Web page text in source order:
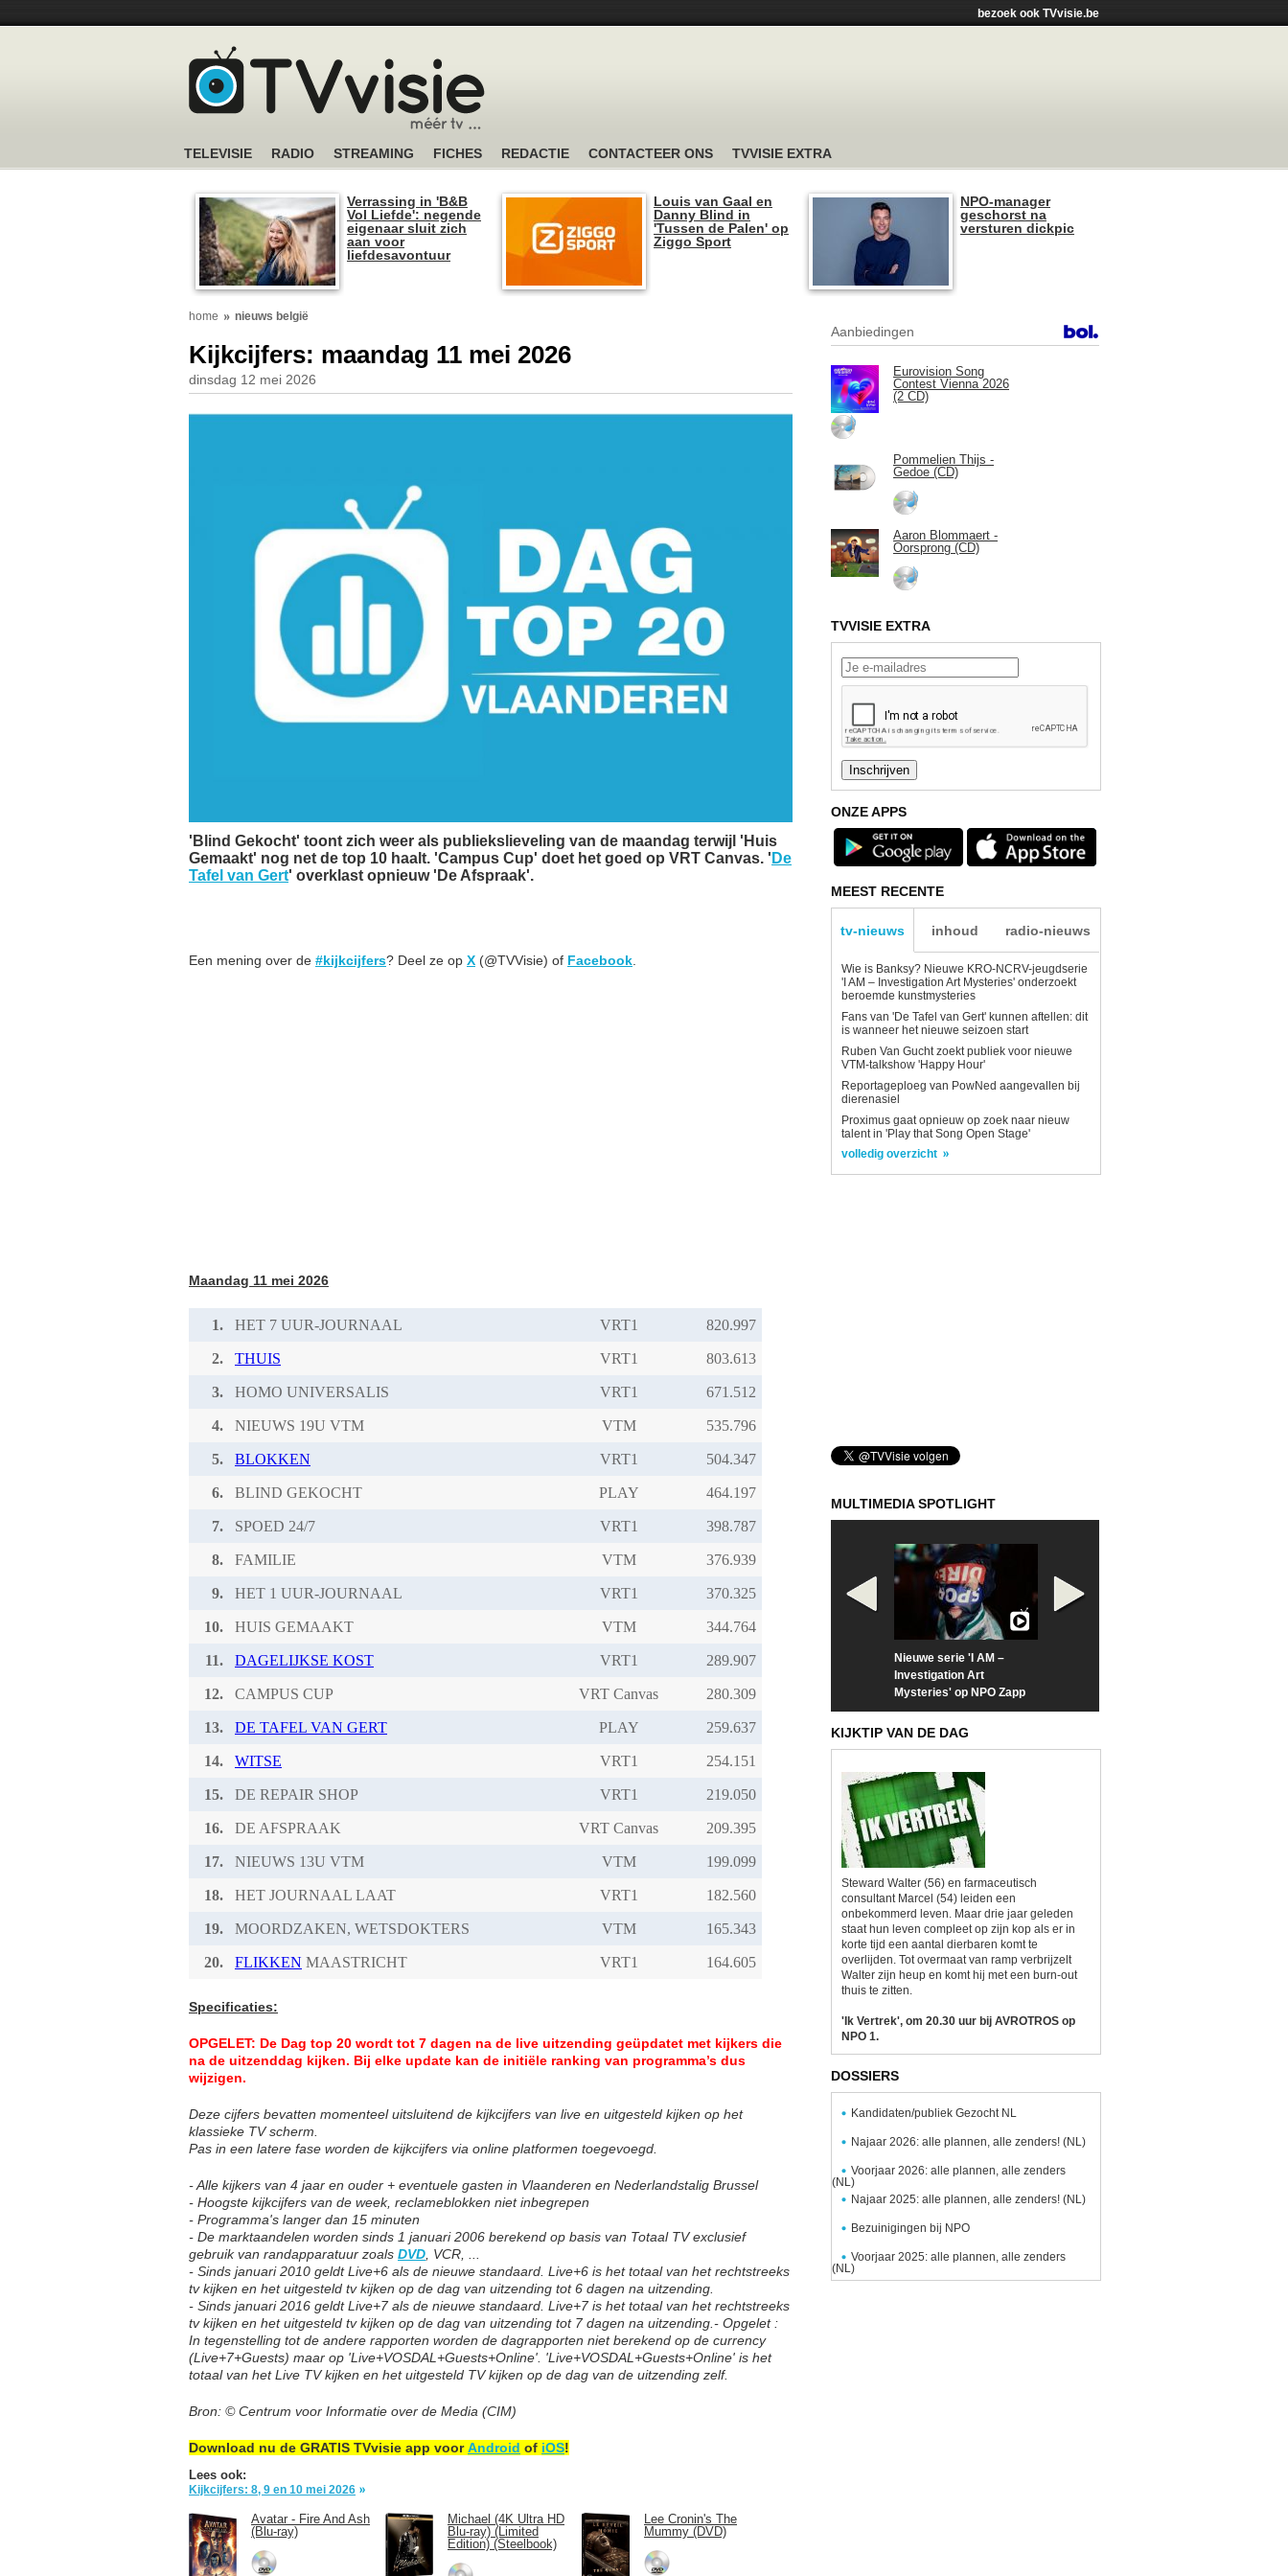
bezoek ook TVvisie.be
TELEVISIE RADIO STREAMING FICHES REDACTIE CONTACTEER ONS TVVISIE EXTRA
Verrassing in 'B&B
Vol Liefde': negende
eigenaar sluit zich
aan voor
liefdesavontuur
Louis van Gaal en
Danny Blind in
'Tussen de Palen' op
Ziggo Sport
NPO-manager
geschorst na
versturen dickpic
home nieuws belgië
Kijkcijfers: maandag 11 mei 2026
dinsdag 12 mei 2026
'Blind Gekocht' toont zich weer als publiekslieveling van de maandag terwijl 'Huis
Gemaakt' nog net de top 10 haalt. 'Campus Cup' doet het goed op VRT Canvas. ' De
Tafel van Gert' overklast opnieuw 'De Afspraak'.
Een mening over de #kijkcijfers? Deel ze op X (@TVVisie) of Facebook
Maandag 11 mei 2026
1. HET 7 UUR-JOURNAAL VRT1
2. THUIS VRT1
3. HOMO UNIVERSALIS VRT1
4. NIEUWS 19U VTM VTM
5. BLOKKEN VRT1
6. BLIND GEKOCHT PLAY
7. SPOED 24/7 VRT1
8. FAMILIE VTM
9. HET 1 UUR-JOURNAAL VRT1
10. HUIS GEMAAKT VTM
11. DAGELIJKSE KOST VRT1
12. CAMPUS CUP VRT Canvas
13. DE TAFEL VAN GERT PLAY
14. WITSE VRT1
15. DE REPAIR SHOP VRT1
16. DE AFSPRAAK VRT Canvas
17. NIEUWS 13U VTM VTM
18. HET JOURNAAL LAAT VRT1
19. MOORDZAKEN, WETSDOKTERS VTM
20. FLIKKEN MAASTRICHT VRT1
Specificaties:
OPGELET: De Dag top 20 wordt tot 7 dagen na de live uitzending geüpdatet met kijkers die
na de uitzenddag kijken. Bij elke update kan de initiële ranking van programma’s dus
wijzigen.
Deze cijfers bevatten momenteel uitsluitend de kijkcijfers van live en uitgesteld kijken op het
klassieke TV scherm.
Pas in een latere fase worden de kijkcijfers via online platformen toegevoegd.
- Alle kijkers van 4 jaar en ouder + eventuele gasten in Vlaanderen en Nederlandstalig Brussel
- Hoogste kijkcijfers van de week, reclameblokken niet inbegrepen
- Programma's langer dan 15 minuten
- De marktaandelen worden sinds 1 januari 2006 berekend op basis van Totaal TV exclusief
gebruik van randapparatuur zoals DVD , VCR, ...
- Sinds januari 2010 geldt Live+6 als de nieuwe standaard. Live+6 is het totaal van het rechtstreeks
tv kijken en het uitgesteld tv kijken op de dag van uitzending tot 6 dagen na uitzending.
- Sinds januari 2016 geldt Live+7 als de nieuwe standaard. Live+7 is het totaal van het rechtstreeks
tv kijken en het uitgesteld tv kijken op de dag van uitzending tot 7 dagen na uitzending. - Opgelet :
In tegenstelling tot de andere rapporten worden de dagrapporten niet berekend op de currency
(Live+7+Guests) maar op 'Live+VOSDAL+Guests+Online'. 'Live+VOSDAL+Guests+Online' is het
totaal van het Live TV kijken en het uitgesteld TV kijken op de dag van de uitzending zelf.
Bron: © Centrum voor Informatie over de Media (CIM)
Download nu de GRATIS TVvisie app voorAndroid of iOS!
Lees ook:
Kijkcijfers: 8, 9 en 10 mei 2026
Avatar - Fire And Ash
(Blu-ray)
Michael (4K Ultra HD
Blu-ray) (Limited
Edition) (Steelbook)
Lee Cronin's The
Mummy (DVD)
Aanbiedingen
Eurovision Song
Contest Vienna 2026
(2 CD)
Pommelien Thijs -
Gedoe (CD)
Aaron Blommaert -
Oorsprong (CD)
TVVISIE EXTRA
ONZE APPS
MEEST RECENTE
tv-nieuws inhoud radio-nieuws
Wie is Banksy? Nieuwe KRO-NCRV-jeugdserie
'I AM – Investigation Art Mysteries' onderzoekt
beroemde kunstmysteries
Fans van 'De Tafel van Gert' kunnen aftellen: dit
is wanneer het nieuwe seizoen start
Ruben Van Gucht zoekt publiek voor nieuwe
VTM-talkshow 'Happy Hour'
Reportageploeg van PowNed aangevallen bij
dierenasiel
Proximus gaat opnieuw op zoek naar nieuw
talent in 'Play that Song Open Stage'
volledig overzicht
MULTIMEDIA SPOTLIGHT
Nieuwe serie 'I AM –
Investigation Art
Mysteries' op NPO Zapp
KIJKTIP VAN DE DAG
Steward Walter (56) en farmaceutisch
consultant Marcel (54) leiden een
onbekommerd leven. Maar drie jaar geleden
staat hun leven compleet op zijn kop als er in
korte tijd een aantal dierbaren komt te
overlijden. Tot overmaat van ramp verbrijzelt
Walter zijn heup en komt hij met een burn-out
thuis te zitten.
'Ik Vertrek', om 20.30 uur bij AVROTROS op
NPO 1.
DOSSIERS
Kandidaten/publiek Gezocht NL
Najaar 2026: alle plannen, alle zenders! (NL)
Voorjaar 2026: alle plannen, alle zenders
(NL)
Najaar 2025: alle plannen, alle zenders! (NL)
Bezuinigingen bij NPO
Voorjaar 2025: alle plannen, alle zenders
(NL)